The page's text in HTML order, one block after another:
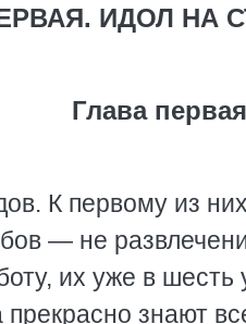
ИДОЛ НА
Глава первая
К первому из
— не
их уже в
прекрасно знают